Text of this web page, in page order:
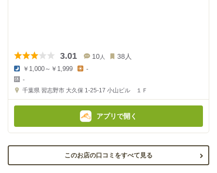
3.01 10人 38人
夜
の
金
￥1,000～￥1,999
金
額
-
-
千葉県 習志野市 大久保 1-25-17 小山ビル １Ｆ
アプリで開く
このお店の口コミをすべて見る